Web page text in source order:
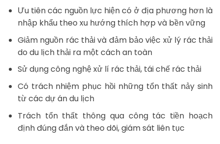
Ưu tiên các nguồn lực hiện có ở địa phương hơn là
nhập khẩu theo xu hướng thích hợp và bền vững
Giảm nguồn rác thải và đảm bảo việc xử lý rác thải
do du lịch thải ra một cách an toàn
Sử dụng công nghệ xử lí rác thải, tái chế rác thải
Có trách nhiệm phục hồi những tổn thất nảy sinh
từ các dự án du lịch
Trách tổn thất thông qua công tác tiền hoạch
định đúng đắn và theo dõi, giám sát liên tục